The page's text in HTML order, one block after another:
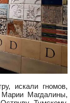
искали гномов,
Магдалины,